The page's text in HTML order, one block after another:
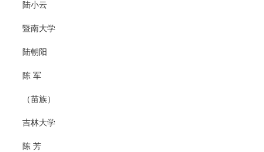
陆小云
暨南大学
陆朝阳
陈 军
（苗族）
吉林大学
陈 芳